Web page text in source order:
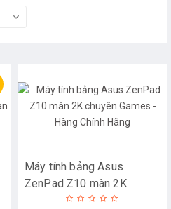
Máy tính bảng Asus
ZenPad Z10 màn 2K
chuyên Games - Hàng